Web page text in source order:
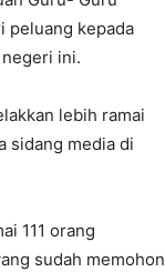
peluang kepada
ini.
lebih ramai
sidang media di
111 orang
sudah memohon